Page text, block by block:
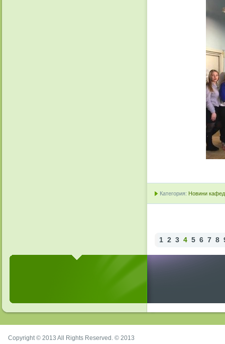
Категория: Новини
1 2 3 4 5 6 7 8
Copyright © 2013 All Rights Reserved. © 2013